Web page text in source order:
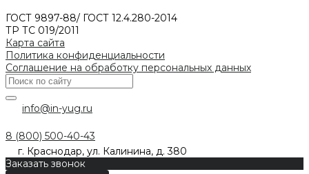
ГОСТ 9897-88/ ГОСТ 12.4.280-2014
ТР ТС 019/2011
Карта сайта
Политика конфиденциальности
Соглашение на обработку персональных данных
info@in-yug.ru
8 (800) 500-40-43
г. Краснодар, ул. Калинина, д. 380
Заказать звонок